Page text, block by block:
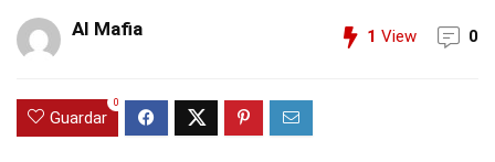
AI Mafia 1 View 0
Guardar
0